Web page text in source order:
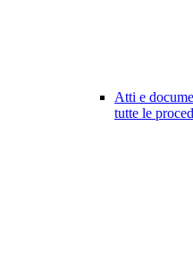
Atti e
tutte le